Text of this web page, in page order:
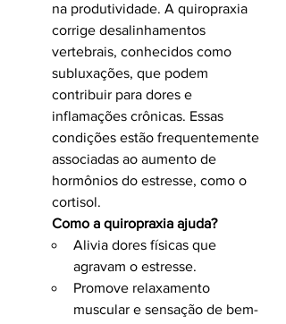
na produtividade. A quiropraxia
corrige desalinhamentos
vertebrais, conhecidos como
subluxações, que podem
contribuir para dores e
inflamações crônicas. Essas
condições estão frequentemente
associadas ao aumento de
hormônios do estresse, como o
cortisol.
Como a quiropraxia ajuda?
Alivia dores físicas que
agravam o estresse.
Promove relaxamento
muscular e sensação de bem-